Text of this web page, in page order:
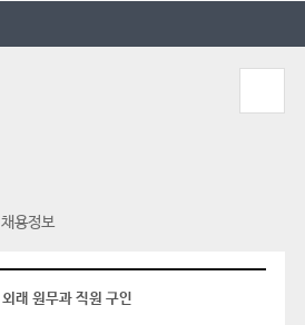
채용정보
래 원무과 직원 구인